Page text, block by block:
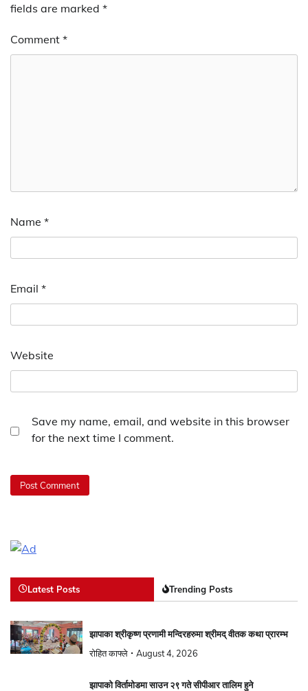
fields are marked *
Comment *
Name *
Email *
Website
Save my name, email, and website in this browser
for the next time I comment.
Latest Posts Trending Posts
झापाका श्रीकृष्ण प्रणामी मन्दिरहरुमा श्रीमद् वीतक कथा प्रारम्भ
रोहित काफ्ले August 4, 2026
झापाको विर्तामोडमा साउन २९ गते सीपीआर तालिम हुने